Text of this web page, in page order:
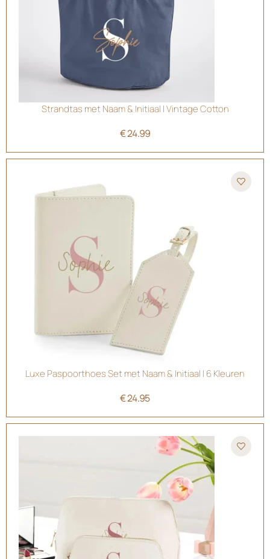
Strandtas met Naam & Initiaal | Vintage Cotton
€24.99
Luxe Paspoorthoes Set met Naam & Initiaal | 6 Kleuren
€24.95